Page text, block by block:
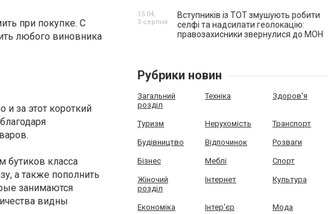
при покупке. С
любого виновника
и за этот короткий
бутиков класса
а также пополнить
занимаются
видны
Вступників із ТОТ змушують робити
селфі та надсилати геолокацію:
правозахисники звернулися до МОН
15:04,
5 серпня
Рубрики новин
Загальний
розділ
Техніка Здоров'я
Туризм Нерухомість Транспорт
Будівництво Відпочинок Розваги
Бізнес Меблі Спорт
Жіночий
розділ
Інтернет Культура
Економіка Інтер'єр Мода